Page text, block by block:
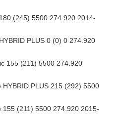
(245) 5500 274.920 2014-
PLUS 0 (0) 0 274.920
155 (211) 5500 274.920
PLUS 215 (292) 5500
(211) 5500 274.920 2015-